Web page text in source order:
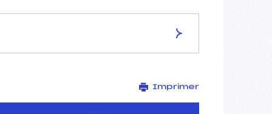
MARMOTTES
1680
Imprimer